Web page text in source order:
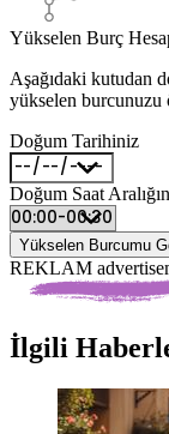
Yükselen Burç
Aşağıdaki kutudan
yükselen burcunuzu
Doğum Tarihiniz
Doğum Saat
Yükselen Burcumu
REKLAM
İlgili